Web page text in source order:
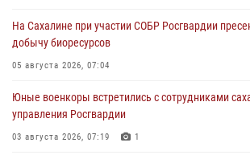
На Сахалине при участии СОБР Росгвардии
добычу биоресурсов
05 августа 2026, 07:04
Юные военкоры встретились с сотрудниками
управления Росгвардии
03 августа 2026, 07:19 1